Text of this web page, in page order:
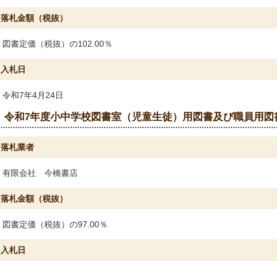
落札金額（税抜）
図書定価（税抜）の102.00％
入札日
令和7年4月24日
令和7年度小中学校図書室（児童生徒）用図書及び職員用図
落札業者
有限会社 今橋書店
落札金額（税抜）
図書定価（税抜）の97.00％
入札日